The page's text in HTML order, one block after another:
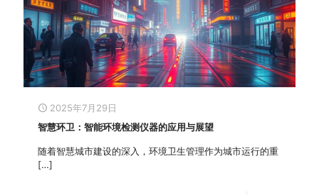
2025年7月29日
智慧环卫：智能环境检测仪器的应用与展望
随着智慧城市建设的深入，环境卫生管理作为城市运行的重
[…]